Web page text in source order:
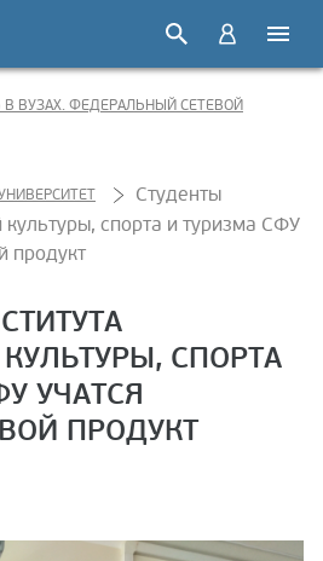
ВУЗАХ. ФЕДЕРАЛЬНЫЙ СЕТЕВОЙ
Студенты
культуры, спорта и туризма СФУ
продукт
СПОРТА
УЧАТСЯ
ПРОДУКТ